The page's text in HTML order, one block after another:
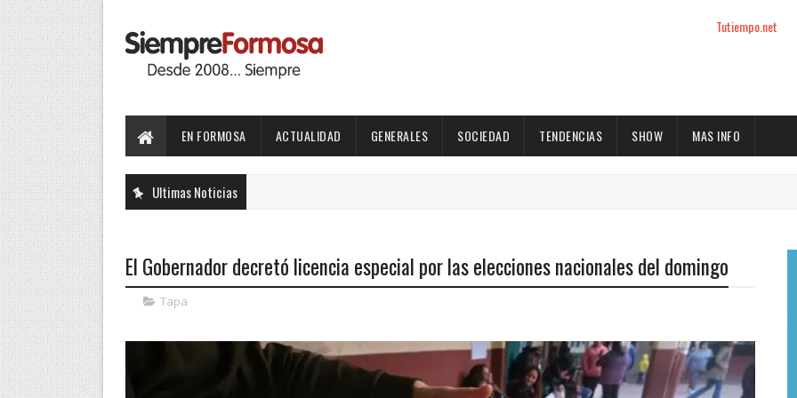
Tutiempo.net
EN FORMOSA ACTUALIDAD GENERALES SOCIEDAD TENDENCIAS SHOW MAS INFO
Ultimas Noticias
El Gobernador decretó licencia especial por las elecciones nacionales del domingo
Tapa